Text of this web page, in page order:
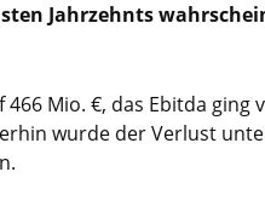
Jahrzehnts
Mio. €, das Ebitda ging
wurde der Verlust